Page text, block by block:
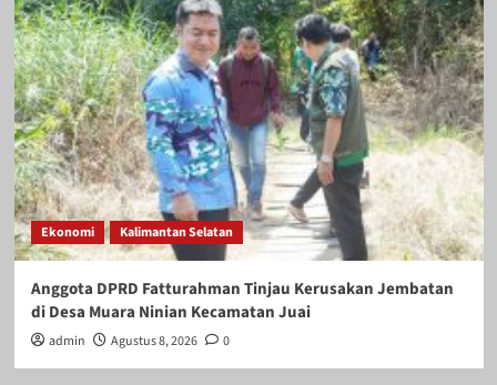
Ekonomi Kalimantan Selatan
Anggota DPRD Fatturahman Tinjau Kerusakan Jembatan
di Desa Muara Ninian Kecamatan Juai
admin Agustus 8, 2026 0